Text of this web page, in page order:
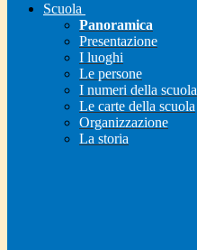
Scuola
Panoramica
Presentazione
I luoghi
Le persone
I numeri della scuola
Le carte della scuola
Organizzazione
La storia